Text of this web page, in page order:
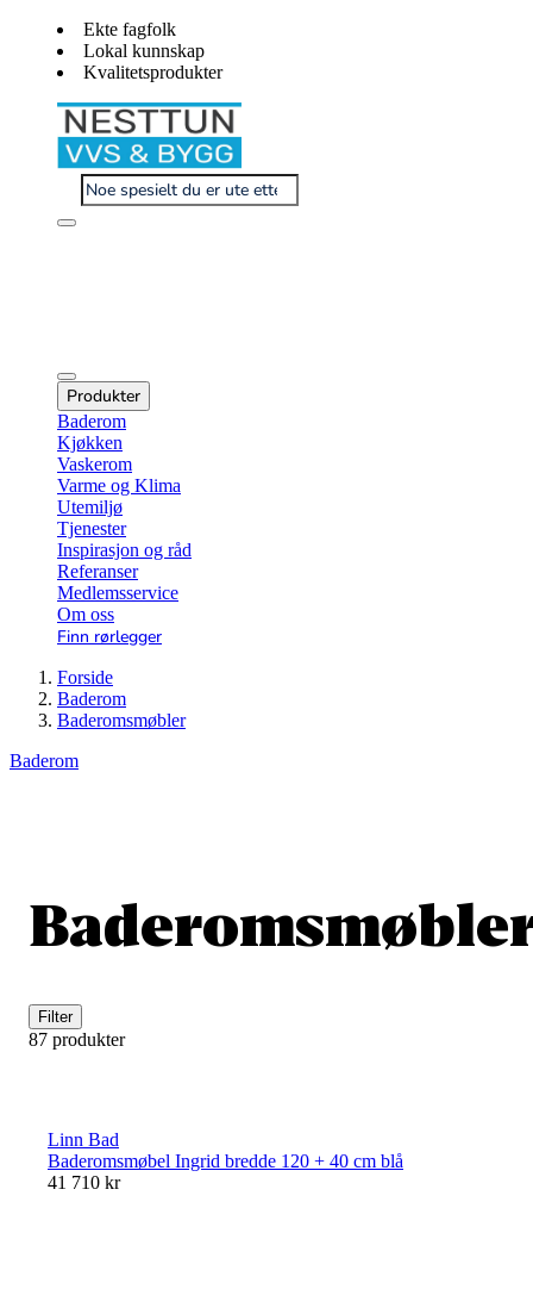
Ekte fagfolk
Lokal kunnskap
Kvalitetsprodukter
Produkter
Baderom
Kjøkken
Vaskerom
Varme og Klima
Utemiljø
Tjenester
Inspirasjon og råd
Referanser
Medlemsservice
Om oss
Finn rørlegger
Forside
Baderom
Baderomsmøbler
Baderom
Filter
87 produkter
Linn Bad
Baderomsmøbel Ingrid bredde 120 + 40 cm blå
41 710 kr